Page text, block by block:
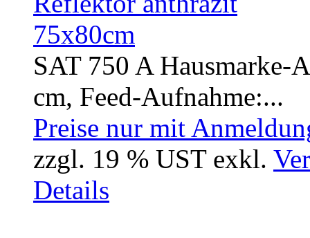
SAT 750 A Hausmarke-
cm, Feed-Aufnahme:...
Preise nur mit
zzgl. 19 % UST exkl.
Details